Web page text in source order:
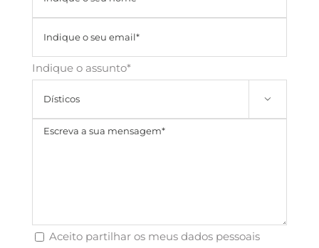
Indique o assunto*

Aceito partilhar os meus dados pessoais